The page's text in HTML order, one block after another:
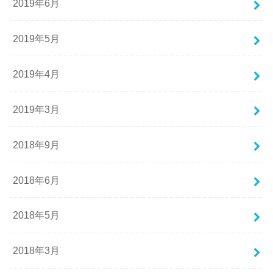
2019年6月
2019年5月
2019年4月
2019年3月
2018年9月
2018年6月
2018年5月
2018年3月